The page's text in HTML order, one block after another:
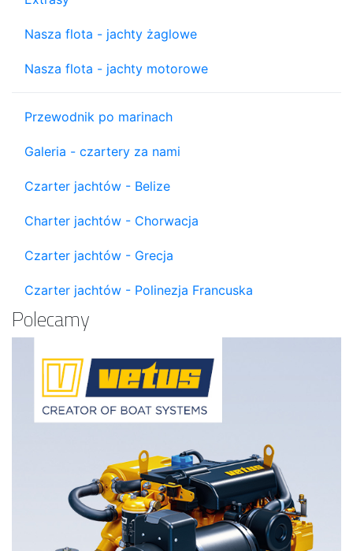
Nasza flota - jachty żaglowe
Nasza flota - jachty motorowe
Przewodnik po marinach
Galeria - czartery za nami
Czarter jachtów - Belize
Charter jachtów - Chorwacja
Czarter jachtów - Grecja
Czarter jachtów - Polinezja Francuska
Polecamy